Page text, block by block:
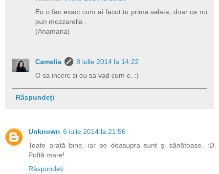
Eu o fac exact cum ai facut tu prima salata, doar ca nu
pun mozzarella .
(Anamaria)
Camelia
8 iulie 2014 la 14:22
O sa incerc si eu sa vad cum e. :)
Răspundeți
Unknown 6 iulie 2014 la 21:56
Toate arată bine, iar pe deasupra sunt și sănătoase. :D
Poftă mare!
Răspundeți